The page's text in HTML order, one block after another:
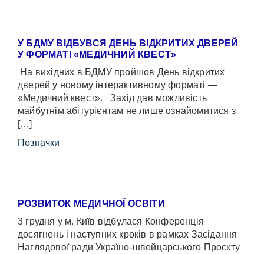
У БДМУ ВІДБУВСЯ ДЕНЬ ВІДКРИТИХ ДВЕРЕЙ
У ФОРМАТІ «МЕДИЧНИЙ КВЕСТ»
На вихідних в БДМУ пройшов День відкритих
дверей у новому інтерактивному форматі —
«Медичний квест». Захід дав можливість
майбутнім абітурієнтам не лише ознайомитися з
[…]
Позначки
РОЗВИТОК МЕДИЧНОЇ ОСВІТИ
3 грудня у м. Київ відбулася Конференція
досягнень і наступних кроків в рамках Засідання
Наглядової ради Україно-швейцарського Проєкту